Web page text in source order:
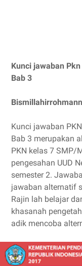
Kunci jawaban
Bab 3
Kunci jawaban
Bab 3 merupakan
PKN kelas 7 SMP/
pengesahan UUD
semester 2.
jawaban alternatif
Rajin lah belajar
khasanah
adik mencoba